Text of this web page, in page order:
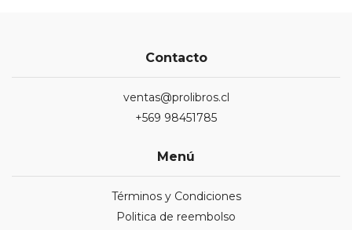
Contacto
ventas@prolibros.cl
+569 98451785
Menú
Términos y Condiciones
Politica de reembolso